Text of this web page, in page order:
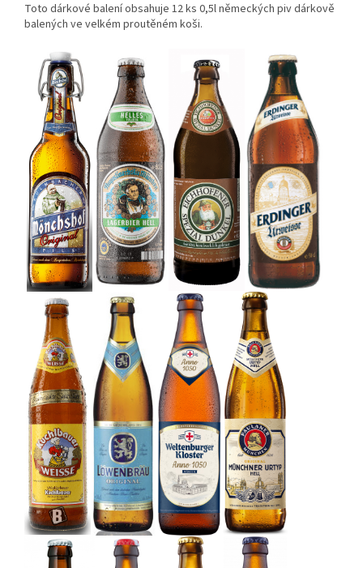
Toto dárkové balení obsahuje 12 ks 0,5l německých piv dárkově
balených ve velkém proutěném koši.